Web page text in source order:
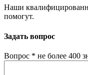
Наши
помогут.
Задать вопрос
Вопрос * не более 400